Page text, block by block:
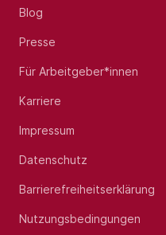
Blog
Presse
Für Arbeitgeber*innen
Karriere
Impressum
Datenschutz
Barrierefreiheitserklärung
Nutzungsbedingungen